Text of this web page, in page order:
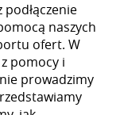
naszych
ofert. W
pomocy i
prowadzimy